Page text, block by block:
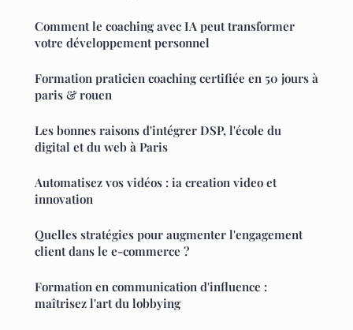
Comment le coaching avec IA peut transformer
votre développement personnel
Formation praticien coaching certifiée en 50 jours à
paris & rouen
Les bonnes raisons d'intégrer DSP, l'école du
digital et du web à Paris
Automatisez vos vidéos : ia creation video et
innovation
Quelles stratégies pour augmenter l'engagement
client dans le e-commerce ?
Formation en communication d'influence :
maîtrisez l'art du lobbying